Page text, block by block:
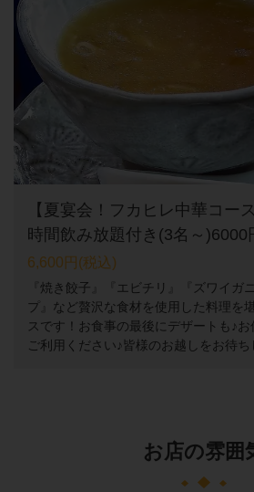
【夏宴会！フカヒレ中華コー
時間飲み放題付き(3名～)6000
6,600円 (税込)
『焼き餃子』『エビチリ』『ズワイガ
プ』など贅沢な食材を使用した料理を
スです！お食事の最後にデザートも♪
ご利用ください♪皆様のお越しをお待ち
お店の雰囲